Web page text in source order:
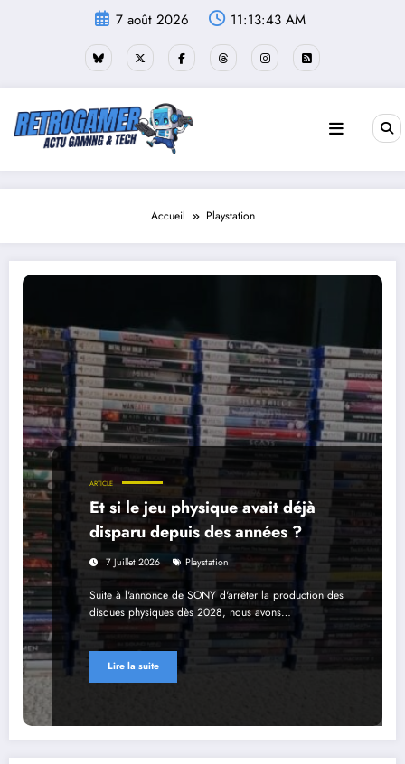
7 août 2026 11:13:44 AM
Accueil Playstation
ARTICLE
Et si le jeu physique avait déjà
disparu depuis des années ?
7 Juillet 2026 Playstation
Suite à l'annonce de SONY d'arrêter la production des
disques physiques dès 2028, nous avons…
Lire la suite